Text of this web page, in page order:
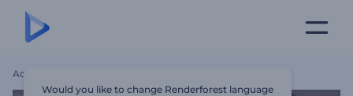
Accueil
Would you like to change Renderforest language